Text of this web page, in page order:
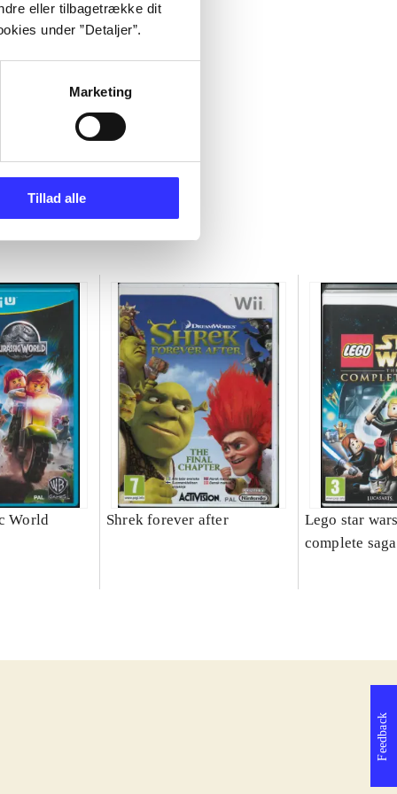
eller tilbagetrække dit
under ”Detaljer”.
Marketing
Tillad alle
World Shrek forever after
Lego star
complete saga
Feedback